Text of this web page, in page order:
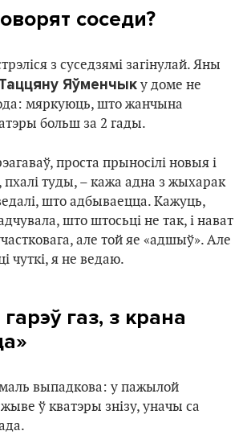
соседи?
з суседзямі загінулай. Яны
Яўменчык у доме не
мяркуюць, што жанчына
больш за 2 гады.
проста прыносілі новыя і
туды, – кажа адна з жыхарак
што адбываецца. Кажуць,
што штосьці не так, і нават
але той яе «адшыў». Але
чуткі, я не ведаю.
газ, з крана
выпадкова: у пажылой
ў кватэры знізу, уначы са